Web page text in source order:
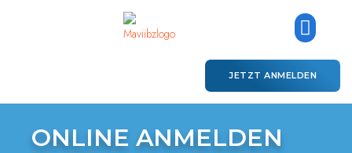
JETZT ANMELDEN
ONLINE ANMELDEN